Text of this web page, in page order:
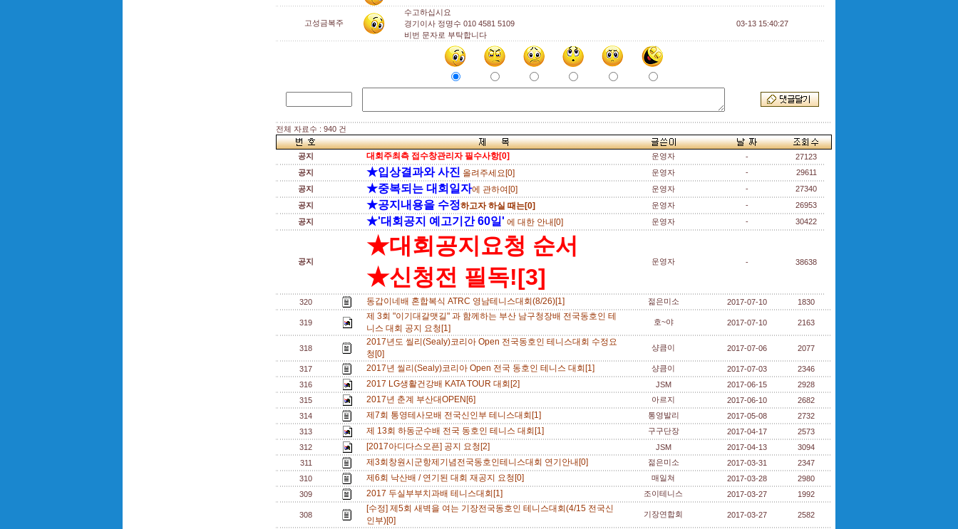
고성금복주
수고하십시요
경기이사 정명수 010 4581 5109
비번 문자로 부탁합니다
03-13 15:40:27
전체 자료수 : 940 건
공지 대회주최측 접수창관리자 필수사항[0] 운영자 -
27123
공지
★입상결과와 사진 올려주세요[0] 운영자 -
29611
공지
★중복되는 대회일자에 관하여[0] 운영자 -
27340
공지
★공지내용을 수정하고자 하실 때는[0] 운영자 -
26953
공지
★'대회공지 예고기간 60일' 에 대한 안내[0] 운영자 - 30422
공지
★대회공지요청 순서
★신청전 필독![3]
운영자 - 38638
320 동갑이네배 혼합복식 ATRC 영남테니스대회(8/26)[1] 젊은미소 2017-07-10 1830
319
제 3회 "이기대갈맷길" 과 함께하는 부산 남구청장배 전국동호인 테
니스 대회 공지 요청[1]
호~야 2017-07-10 2163
318
2017년도 씰리(Sealy)코리아 Open 전국동호인 테니스대회 수정요
청[0]
샹큼이 2017-07-06 2077
317 2017년 씰리(Sealy)코리아 Open 전국 동호인 테니스 대회[1] 샹큼이 2017-07-03
2346
316
2017 LG생활건강배 KATA TOUR 대회[2] JSM 2017-06-15
2928
315
2017년 춘계 부산대OPEN[6] 아르지 2017-06-10
2682
314
제7회 통영테사모배 전국신인부 테니스대회[1] 통영발리 2017-05-08
2732
313
제 13회 하동군수배 전국 동호인 테니스 대회[1] 구구단장 2017-04-17
2573
312
[2017아디다스오픈] 공지 요청[2] JSM 2017-04-13
3094
311
제3회창원시군항제기념전국동호인테니스대회 연기안내[0] 젊은미소 2017-03-31
2347
310
제6회 낙산배 / 연기된 대회 재공지 요청[0] 매일쳐 2017-03-28
2980
309
2017 두실부부치과배 테니스대회[1] 조이테니스 2017-03-27 1992
308
[수정] 제5회 새벽을 여는 기장전국동호인 테니스대회(4/15 전국신
인부)[0]
기장연합회 2017-03-27 2582